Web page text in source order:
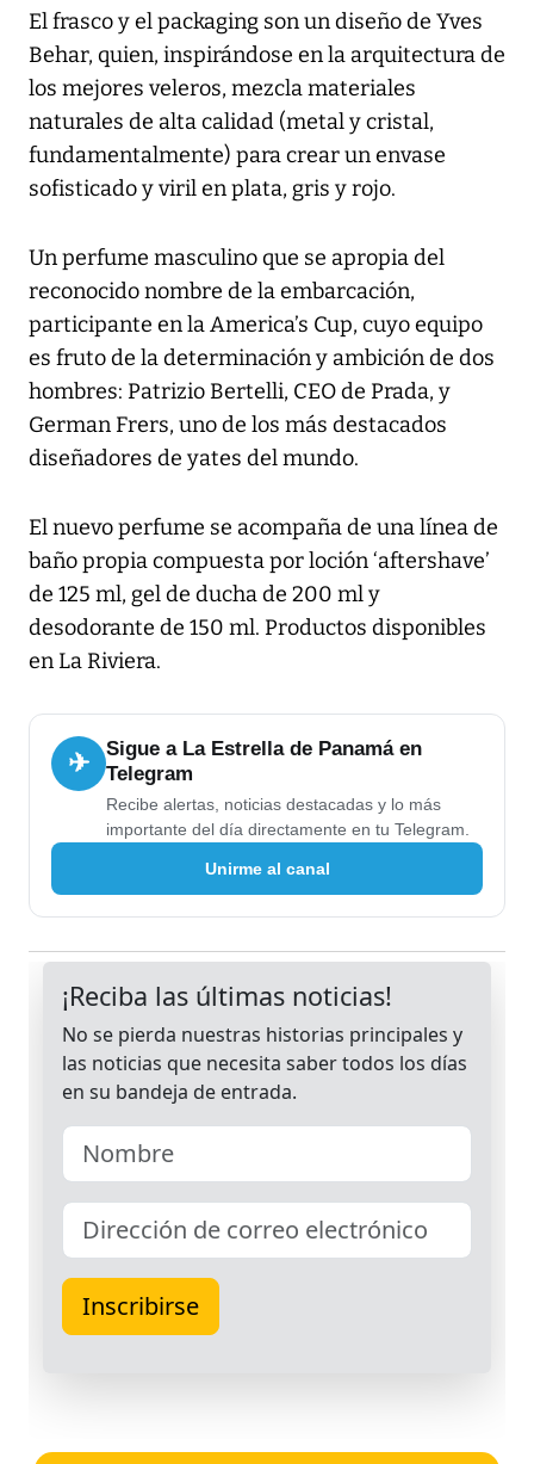
El frasco y el packaging son un diseño de Yves
Behar, quien, inspirándose en la arquitectura de
los mejores veleros, mezcla materiales
naturales de alta calidad (metal y cristal,
fundamentalmente) para crear un envase
sofisticado y viril en plata, gris y rojo.
Un perfume masculino que se apropia del
reconocido nombre de la embarcación,
participante en la America’s Cup, cuyo equipo
es fruto de la determinación y ambición de dos
hombres: Patrizio Bertelli, CEO de Prada, y
German Frers, uno de los más destacados
diseñadores de yates del mundo.
El nuevo perfume se acompaña de una línea de
baño propia compuesta por loción ‘aftershave’
de 125 ml, gel de ducha de 200 ml y
desodorante de 150 ml. Productos disponibles
en La Riviera.
✈
Sigue a La Estrella de Panamá en
Telegram
Recibe alertas, noticias destacadas y lo más
importante del día directamente en tu Telegram.
Unirme al canal